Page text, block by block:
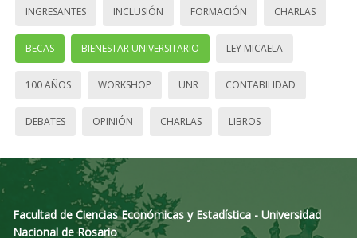
INGRESANTES INCLUSIÓN FORMACIÓN CHARLAS
BECAS BIENESTAR UNIVERSITARIO LEY MICAELA
100 AÑOS WORKSHOP UNR CONTABILIDAD
DEBATES OPINIÓN CHARLAS LIBROS
Facultad de Ciencias Económicas y Estadística - Universidad
Nacional de Rosario